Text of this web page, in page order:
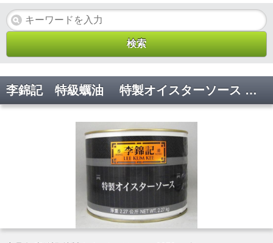
李錦記 特級蠣油 特製オイスターソース 箱単位 2270g×6【代引き不可】